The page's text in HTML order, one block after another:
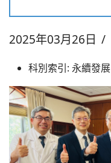
2025年03月26日
科別索引: 永續發展